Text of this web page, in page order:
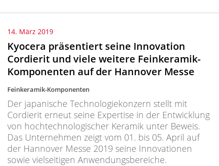
14. März 2019
Kyocera präsentiert seine Innovation
Cordierit und viele weitere Feinkeramik-
Komponenten auf der Hannover Messe
Feinkeramik-Komponenten
Der japanische Technologiekonzern stellt mit
Cordierit erneut seine Expertise in der Entwicklung
von hochtechnologischer Keramik unter Beweis.
Das Unternehmen zeigt vom 01. bis 05. April auf
der Hannover Messe 2019 seine Innovationen
sowie vielseitigen Anwendungsbereiche.